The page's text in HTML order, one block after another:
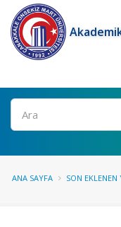
Ara
ANA SAYFA SON EKLENEN